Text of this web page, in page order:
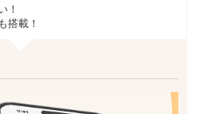
！
搭載！